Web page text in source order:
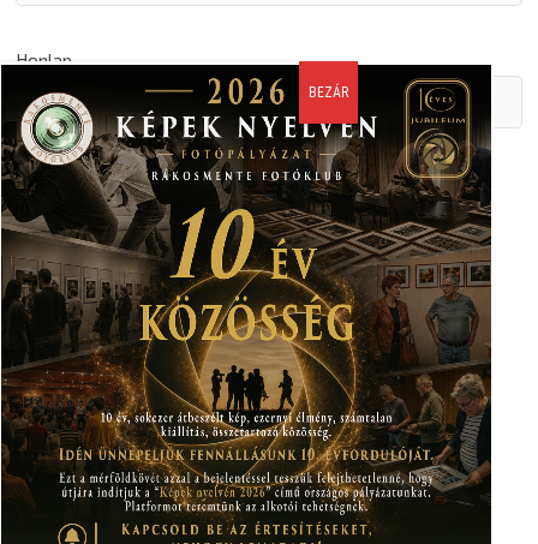
Honlap
A nevem, email címem, és weboldalcímem mentése a
böngészőben a következő hozzászólásomhoz.